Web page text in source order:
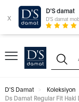
x
D'S damat
D'S damat
D'S Damat Koleksiyon
Ds Damat Regular Fit Haki